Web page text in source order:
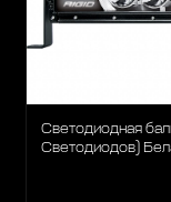
Светодиодная
Светодиодов)